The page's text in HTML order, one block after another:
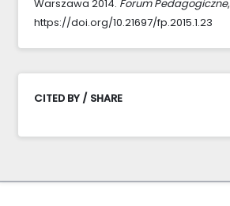
Warszawa 2014. Forum Pedagogiczne,
https://doi.org/10.21697/fp.2015.1.23
CITED BY / SHARE